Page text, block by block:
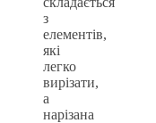
з
елементів,
які
легко
вирізати,
а
нарізана